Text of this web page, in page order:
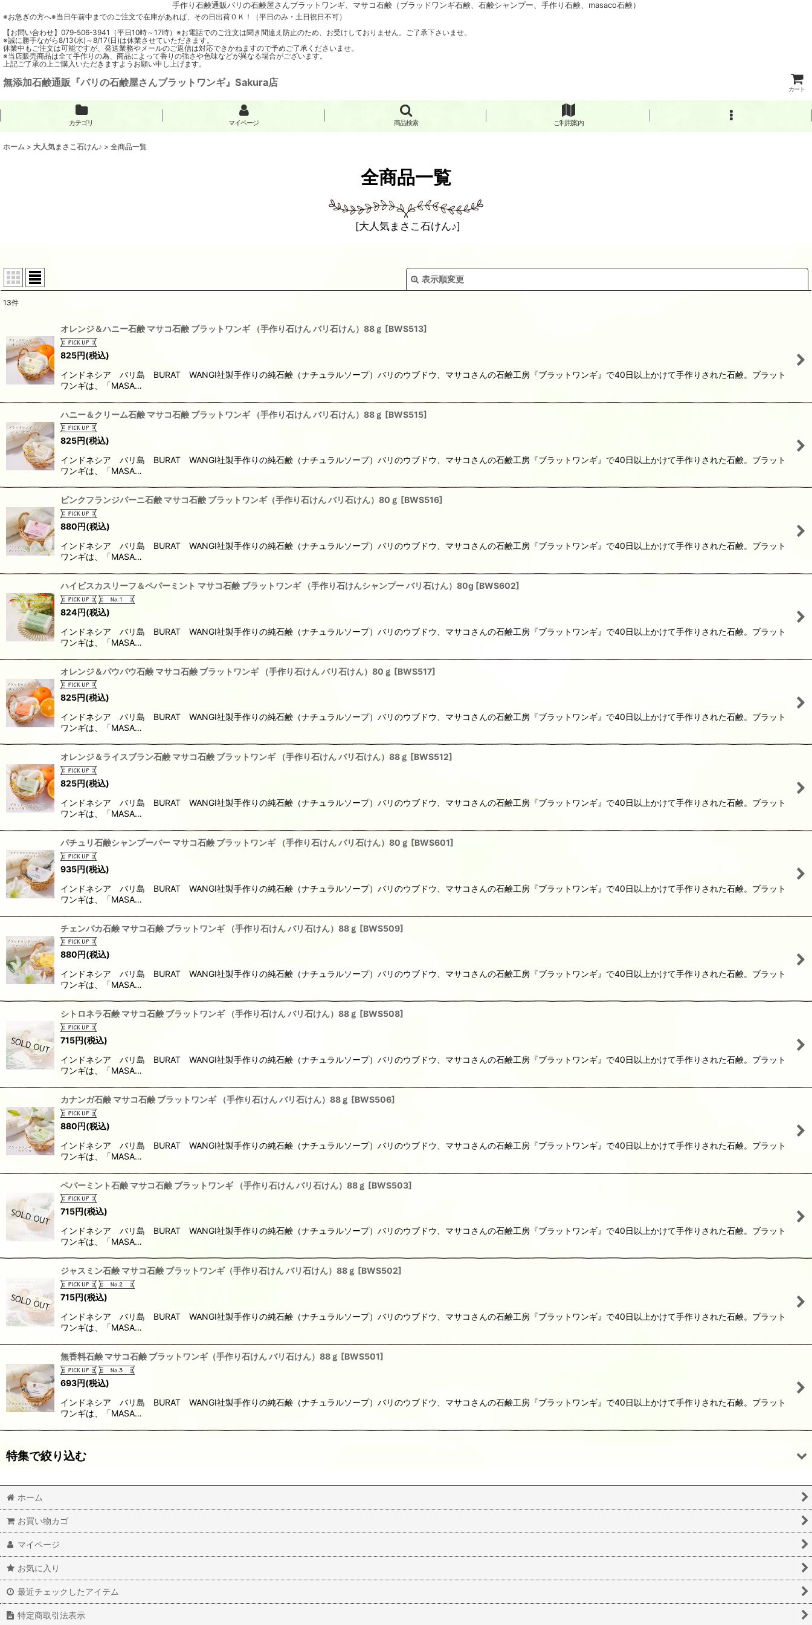
手作り石鹸通販バリの石鹸屋さんブラットワンギ、マサコ石鹸（ブラッドワンギ石鹸、石鹸シャンプー、手作り石鹸、masaco石鹸）
※お急ぎの方へ※当日午前中までのご注文で在庫があれば、その日出荷ＯＫ！（平日のみ・土日祝日不可）
【お問い合わせ】079-506-3941（平日10時～17時）※お電話でのご注文は聞き間違え防止のため、お受けしておりません。ご了承下さいませ。
※誠に勝手ながら8/13(水)～8/17(日)は休業させていただきます。
休業中もご注文は可能ですが、発送業務やメールのご返信は対応できかねますので予めご了承くださいませ。
※当店販売商品は全て手作りの為、商品によって香りの強さや色味などが異なる場合がございます。
上記ご了承の上ご購入いただきますようお願い申し上げます。
無添加石鹸通販『バリの石鹸屋さんブラットワンギ』Sakura店
カート
カテゴリ マイページ 商品検索 ご利用案内
ホーム > 大人気まさこ石けん♪ > 全商品一覧
全商品一覧
[大人気まさこ石けん♪]
表示順変更
並び順:
絞り込む
13件
オレンジ＆ハニー石鹸 マサコ石鹸 ブラットワンギ （手作り石けん バリ石けん）88ｇ [BWS513]
825円(税込)
インドネシア バリ島 BURAT WANGI社製手作りの純石鹸（ナチュラルソープ）バリのウブドウ、マサコさんの石鹸工房『ブラットワンギ』で40日以上かけて手作りされた石鹸。ブラット
ワンギは、「MASA…
ハニー＆クリーム石鹸 マサコ石鹸 ブラットワンギ （手作り石けん バリ石けん）88ｇ [BWS515]
825円(税込)
インドネシア バリ島 BURAT WANGI社製手作りの純石鹸（ナチュラルソープ）バリのウブドウ、マサコさんの石鹸工房『ブラットワンギ』で40日以上かけて手作りされた石鹸。ブラット
ワンギは、「MASA…
ピンクフランジパーニ石鹸 マサコ石鹸 ブラットワンギ（手作り石けん バリ石けん）80ｇ [BWS516]
880円(税込)
インドネシア バリ島 BURAT WANGI社製手作りの純石鹸（ナチュラルソープ）バリのウブドウ、マサコさんの石鹸工房『ブラットワンギ』で40日以上かけて手作りされた石鹸。ブラット
ワンギは、「MASA…
ハイビスカスリーフ＆ペパーミント マサコ石鹸 ブラットワンギ （手作り石けんシャンプー バリ石けん）80g [BWS602]
824円(税込)
インドネシア バリ島 BURAT WANGI社製手作りの純石鹸（ナチュラルソープ）バリのウブドウ、マサコさんの石鹸工房『ブラットワンギ』で40日以上かけて手作りされた石鹸。ブラット
ワンギは、「MASA…
オレンジ＆パウパウ石鹸 マサコ石鹸 ブラットワンギ （手作り石けん バリ石けん）80ｇ [BWS517]
825円(税込)
インドネシア バリ島 BURAT WANGI社製手作りの純石鹸（ナチュラルソープ）バリのウブドウ、マサコさんの石鹸工房『ブラットワンギ』で40日以上かけて手作りされた石鹸。ブラット
ワンギは、「MASA…
オレンジ＆ライスブラン石鹸 マサコ石鹸 ブラットワンギ （手作り石けん バリ石けん）88ｇ [BWS512]
825円(税込)
インドネシア バリ島 BURAT WANGI社製手作りの純石鹸（ナチュラルソープ）バリのウブドウ、マサコさんの石鹸工房『ブラットワンギ』で40日以上かけて手作りされた石鹸。ブラット
ワンギは、「MASA…
パチュリ石鹸シャンプーバー マサコ石鹸 ブラットワンギ （手作り石けん バリ石けん）80ｇ [BWS601]
935円(税込)
インドネシア バリ島 BURAT WANGI社製手作りの純石鹸（ナチュラルソープ）バリのウブドウ、マサコさんの石鹸工房『ブラットワンギ』で40日以上かけて手作りされた石鹸。ブラット
ワンギは、「MASA…
チェンパカ石鹸 マサコ石鹸 ブラットワンギ （手作り石けん バリ石けん）88ｇ [BWS509]
880円(税込)
インドネシア バリ島 BURAT WANGI社製手作りの純石鹸（ナチュラルソープ）バリのウブドウ、マサコさんの石鹸工房『ブラットワンギ』で40日以上かけて手作りされた石鹸。ブラット
ワンギは、「MASA…
シトロネラ石鹸 マサコ石鹸 ブラットワンギ （手作り石けん バリ石けん）88ｇ [BWS508]
715円(税込)
インドネシア バリ島 BURAT WANGI社製手作りの純石鹸（ナチュラルソープ）バリのウブドウ、マサコさんの石鹸工房『ブラットワンギ』で40日以上かけて手作りされた石鹸。ブラット
ワンギは、「MASA…
カナンガ石鹸 マサコ石鹸 ブラットワンギ （手作り石けん バリ石けん）88ｇ [BWS506]
880円(税込)
インドネシア バリ島 BURAT WANGI社製手作りの純石鹸（ナチュラルソープ）バリのウブドウ、マサコさんの石鹸工房『ブラットワンギ』で40日以上かけて手作りされた石鹸。ブラット
ワンギは、「MASA…
ペパーミント石鹸 マサコ石鹸 ブラットワンギ （手作り石けん バリ石けん）88ｇ [BWS503]
715円(税込)
インドネシア バリ島 BURAT WANGI社製手作りの純石鹸（ナチュラルソープ）バリのウブドウ、マサコさんの石鹸工房『ブラットワンギ』で40日以上かけて手作りされた石鹸。ブラット
ワンギは、「MASA…
ジャスミン石鹸 マサコ石鹸 ブラットワンギ（手作り石けん バリ石けん）88ｇ [BWS502]
715円(税込)
インドネシア バリ島 BURAT WANGI社製手作りの純石鹸（ナチュラルソープ）バリのウブドウ、マサコさんの石鹸工房『ブラットワンギ』で40日以上かけて手作りされた石鹸。ブラット
ワンギは、「MASA…
無香料石鹸 マサコ石鹸 ブラットワンギ（手作り石けん バリ石けん）88ｇ [BWS501]
693円(税込)
インドネシア バリ島 BURAT WANGI社製手作りの純石鹸（ナチュラルソープ）バリのウブドウ、マサコさんの石鹸工房『ブラットワンギ』で40日以上かけて手作りされた石鹸。ブラット
ワンギは、「MASA…
特集で絞り込む
全商品一覧
ロングサイズ石鹸
石鹸セット
値段：600円〜
値段：700円〜
ホーム
お買い物カゴ
マイページ
お気に入り
最近チェックしたアイテム
特定商取引法表示